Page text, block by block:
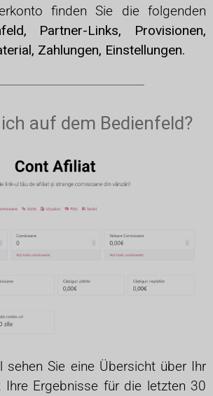
finden Sie die folgenden
Partner-Links, Provisionen,
Zahlungen, Einstellungen.
auf dem Bedienfeld?
sehen Sie eine Übersicht über Ihr
Ihre Ergebnisse für die letzten 30